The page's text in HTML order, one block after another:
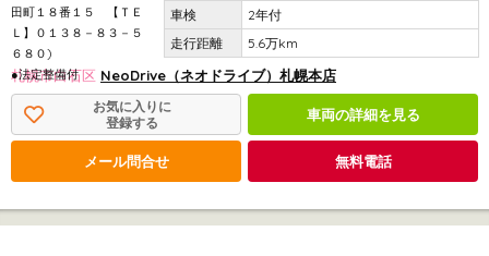
田町１８番１５ 【ＴＥ
Ｌ】０１３８－８３－５
６８０)
●法定整備付
2年付
5.6万km
札幌市白石区 NeoDrive（ネオドライブ）札幌本店
お気に入りに
登録する
車両の詳細を見る
メール問合せ 無料電話